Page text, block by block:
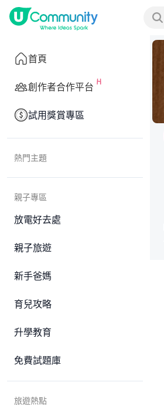
首頁
創作者合作平台
試用獎賞專區
熱門主題
親子專區
放電好去處
親子旅遊
新手爸媽
育兒攻略
升學教育
免費試題庫
旅遊熱點